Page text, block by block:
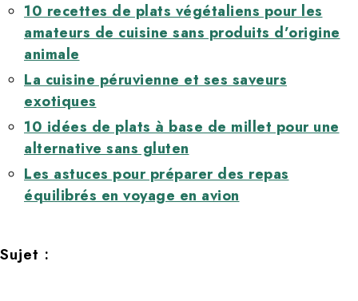
10 recettes de plats végétaliens pour les
amateurs de cuisine sans produits d’origine
animale
La cuisine péruvienne et ses saveurs
exotiques
10 idées de plats à base de millet pour une
alternative sans gluten
Les astuces pour préparer des repas
équilibrés en voyage en avion
Sujet :